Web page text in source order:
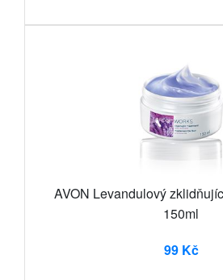
AVON Levandulový
150ml
99 Kč